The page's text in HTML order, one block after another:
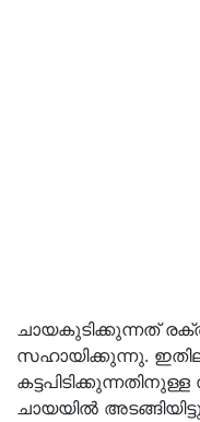
ചായകുടിക്കുന്നത്
സഹായിക്കുന്നു.
ചായയില്‍